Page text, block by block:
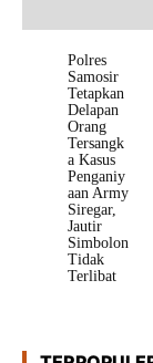
Polres
Samosir
Tetapkan
Delapan
Orang
Tersangk
a Kasus
Penganiy
aan Army
Siregar,
Jautir
Simbolon
Tidak
Terlibat